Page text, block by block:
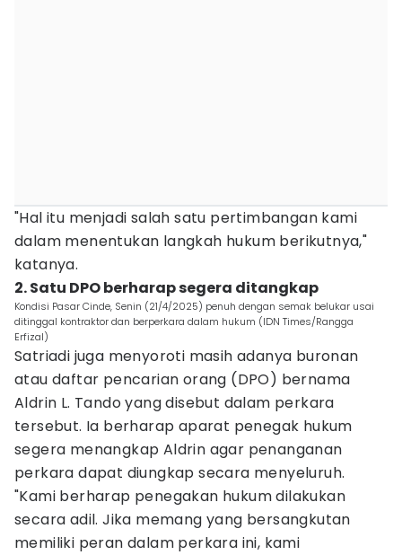
"Hal itu menjadi salah satu pertimbangan kami
dalam menentukan langkah hukum berikutnya,"
katanya.
2. Satu DPO berharap segera ditangkap
Kondisi Pasar Cinde, Senin (21/4/2025) penuh dengan semak belukar usai
ditinggal kontraktor dan berperkara dalam hukum (IDN Times/Rangga
Erfizal)
Satriadi juga menyoroti masih adanya buronan
atau daftar pencarian orang (DPO) bernama
Aldrin L. Tando yang disebut dalam perkara
tersebut. Ia berharap aparat penegak hukum
segera menangkap Aldrin agar penanganan
perkara dapat diungkap secara menyeluruh.
"Kami berharap penegakan hukum dilakukan
secara adil. Jika memang yang bersangkutan
memiliki peran dalam perkara ini, kami